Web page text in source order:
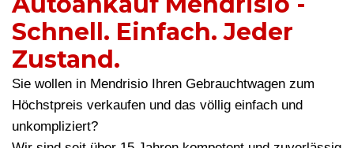
Schnell. Einfach. Jeder
Zustand.
Sie wollen in Mendrisio Ihren Gebrauchtwagen zum
Höchstpreis verkaufen und das völlig einfach und
unkompliziert?